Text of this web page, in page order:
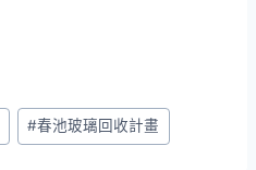
#春池玻璃回收計畫